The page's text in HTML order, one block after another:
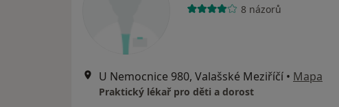
8 názorů
U Nemocnice 980, Valašské Meziříčí • Mapa
Praktický lékař pro děti a dorost